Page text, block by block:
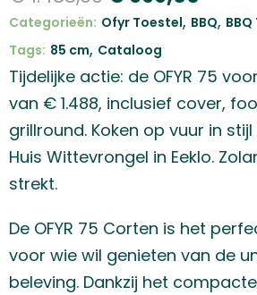
Categorieën: Ofyr Toestel, BBQ,
Tags: 85 cm, Cataloog
Tijdelijke actie: de OFYR 75
van € 1.488, inclusief cover,
grillround. Koken op vuur in
Huis Wittevrongel in Eeklo.
strekt.
De OFYR 75 Corten is het
voor wie wil genieten van de
beleving. Dankzij het